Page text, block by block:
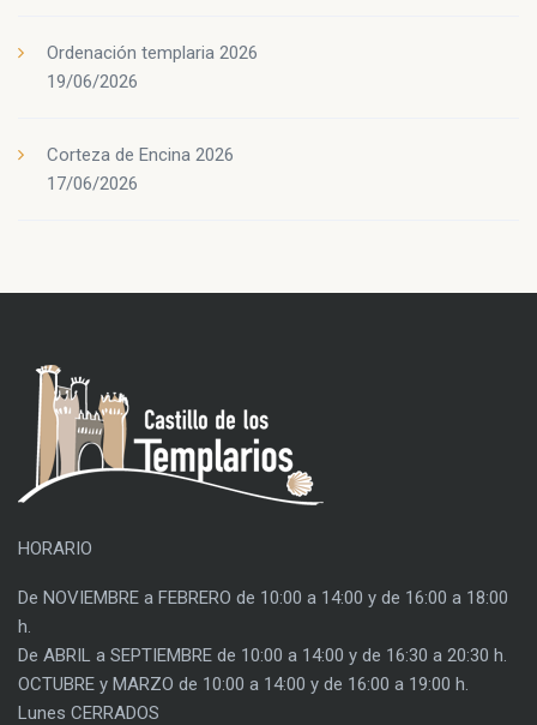
Ordenación templaria 2026
19/06/2026
Corteza de Encina 2026
17/06/2026
HORARIO
De NOVIEMBRE a FEBRERO de 10:00 a 14:00 y de 16:00 a 18:00
h.
De ABRIL a SEPTIEMBRE de 10:00 a 14:00 y de 16:30 a 20:30 h.
OCTUBRE y MARZO de 10:00 a 14:00 y de 16:00 a 19:00 h.
Lunes CERRADOS